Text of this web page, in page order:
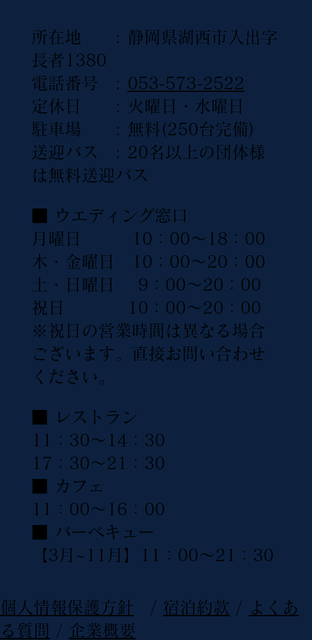
所在地 : 静岡県湖西市入出字
長者1380
電話番号 : 053-573-2522
定休日 : 火曜日・水曜日
駐車場 : 無料(250台完備)
送迎バス : 20名以上の団体様
は無料送迎バス
■ ウエディング窓口
月曜日 10：00〜18：00
木・金曜日 10：00〜20：00
土・日曜日 9：00〜20：00
祝日 10：00〜20：00
※祝日の営業時間は異なる場合
ございます。直接お問い合わせ
ください。
​個人情報保護方針 / 宿泊約款 / よくあ
る質問
/ 企業概要
■ レストラン
11：30〜14：30
17：30〜21：30
■ カフェ
11：00〜16：00
■ バーベキュー
【3月~11月】11：00〜21：30